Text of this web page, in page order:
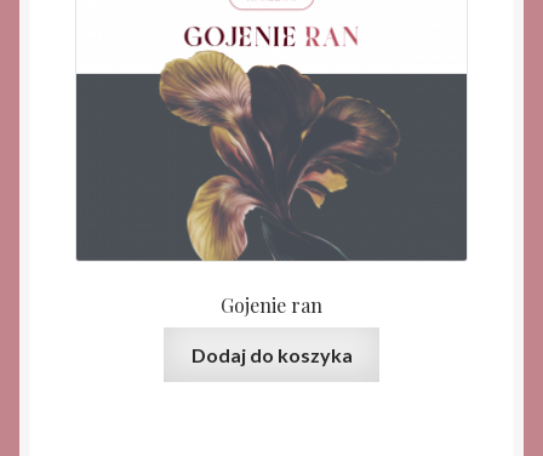
Gojenie ran
Dodaj do koszyka